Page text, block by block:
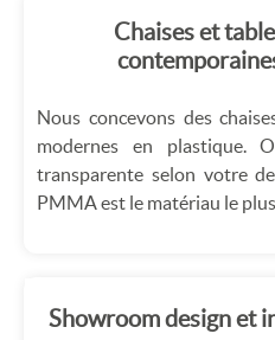
Chaises et
Nous concevons des
modernes en plastique.
transparente selon votre
PMMA est le matériau le
Showroom design et